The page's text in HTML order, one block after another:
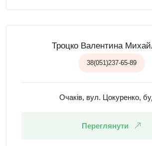
Троцко Валентина
38(051)237-65-89
Очаків, вул. Цокуренко,
Переглянути